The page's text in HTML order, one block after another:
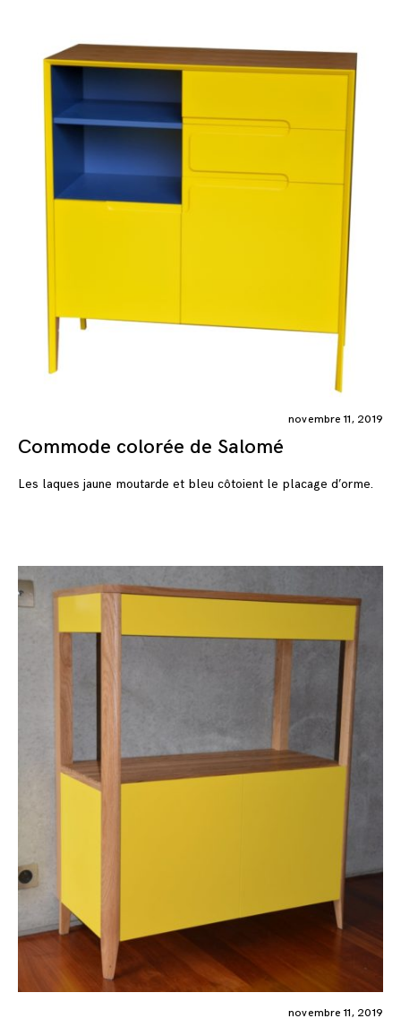
novembre 11, 2019
Commode colorée de Salomé
Les laques jaune moutarde et bleu côtoient le placage d’orme.
novembre 11, 2019